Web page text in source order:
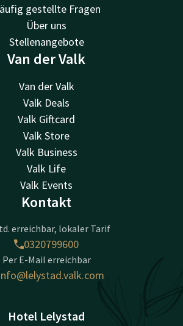
gestellte Fragen
Über uns
Stellenangebote
Van der Valk
Van der Valk
Valk Deals
Valk Giftcard
Valk Store
Valk Business
Valk Life
Valk Events
Kontakt
erreichbar, lokaler Tarif
0320799600
Per E-Mail erreichbar
Hotel Lelystad